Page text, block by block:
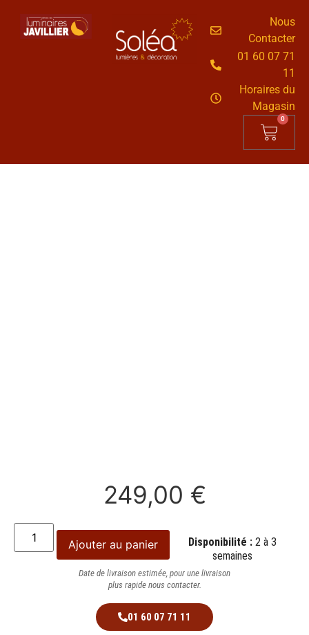
Nous
Contacter
01 60 07 71
11
Horaires du
Magasin
0
249,00 €
Ajouter au panier Disponibilité : 2 à 3
semaines
Date de livraison estimée, pour une livraison
plus rapide nous contacter.
01 60 07 71 11